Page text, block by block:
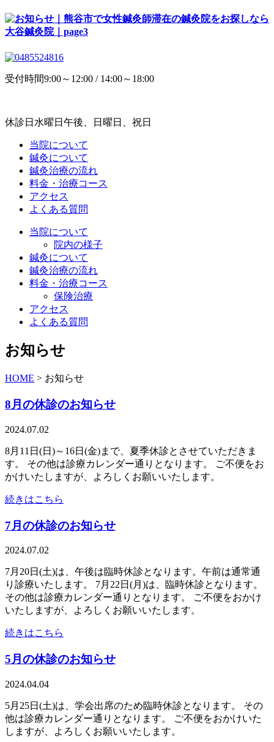
受付時間9:00～12:00 / 14:00～18:00
休診日 水曜日午後、日曜日、祝日
当院について
鍼灸について
鍼灸治療の流れ
料金・治療コース
アクセス
よくある質問
当院について
院内の様子
鍼灸について
鍼灸治療の流れ
料金・治療コース
保険治療
アクセス
よくある質問
お知らせ
HOME > お知らせ
8月の休診のお知らせ
2024.07.02
8月11日(日)～16日(金)まで、夏季休診とさせていただきま
す。 その他は診療カレンダー通りとなります。 ご不便をお
かけいたしますが、よろしくお願いいたします。
続きはこちら
7月の休診のお知らせ
2024.07.02
7月20日(土)は、午後は臨時休診となります。午前は通常通
り診療いたします。 7月22日(月)は、臨時休診となります。
その他は診療カレンダー通りとなります。 ご不便をおかけ
いたしますが、よろしくお願いいたします。
続きはこちら
5月の休診のお知らせ
2024.04.04
5月25日(土)は、学会出席のため臨時休診となります。 その
他は診療カレンダー通りとなります。 ご不便をおかけいた
しますが、よろしくお願いいたします。